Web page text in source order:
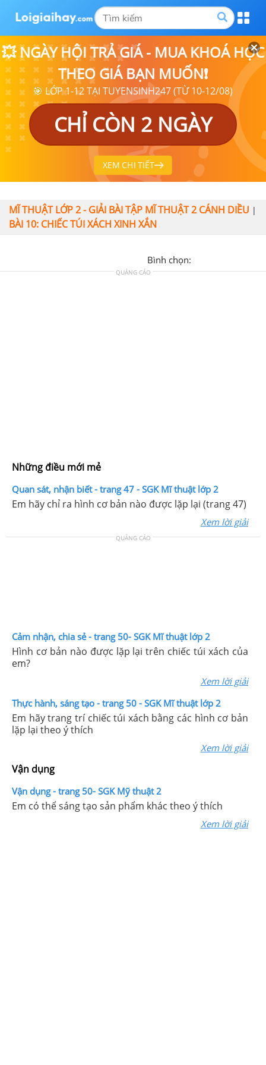
💥 NGÀY HỘI TRẢ GIÁ - MUA KHOÁ HỌC
THEO GIÁ BẠN MUỐN❗
🎯 LỚP 1-12 TẠI TUYENSINH247 (TỪ 10-12/08)
CHỈ CÒN 2 NGÀY
XEM CHI TIẾT
MĨ THUẬT LỚP 2 - GIẢI BÀI TẬP MĨ THUẬT 2 CÁNH DIỀU |
BÀI 10: CHIẾC TÚI XÁCH XINH XẮN
Bình chọn:
QUẢNG CÁO
Những điều mới mẻ
Quan sát, nhận biết - trang 47 - SGK Mĩ thuật lớp 2
Em hãy chỉ ra hình cơ bản nào được lặp lại (trang 47)
Xem lời giải
QUẢNG CÁO
Cảm nhận, chia sẻ - trang 50- SGK Mĩ thuật lớp 2
Hình cơ bản nào được lặp lại trên chiếc túi xách của
em?
Xem lời giải
Thực hành, sáng tạo - trang 50 - SGK Mĩ thuật lớp 2
Em hãy trang trí chiếc túi xách bằng các hình cơ bản
lặp lại theo ý thích
Xem lời giải
Vận dụng
Vận dụng - trang 50- SGK Mỹ thuật 2
Em có thể sáng tạo sản phẩm khác theo ý thích
Xem lời giải